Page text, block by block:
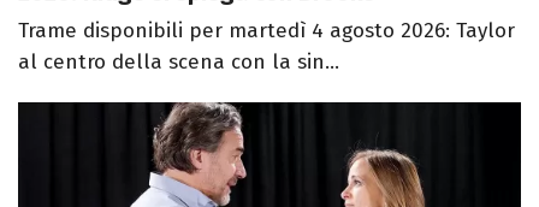
Trame disponibili per martedì 4 agosto 2026: Taylor
al centro della scena con la sin...